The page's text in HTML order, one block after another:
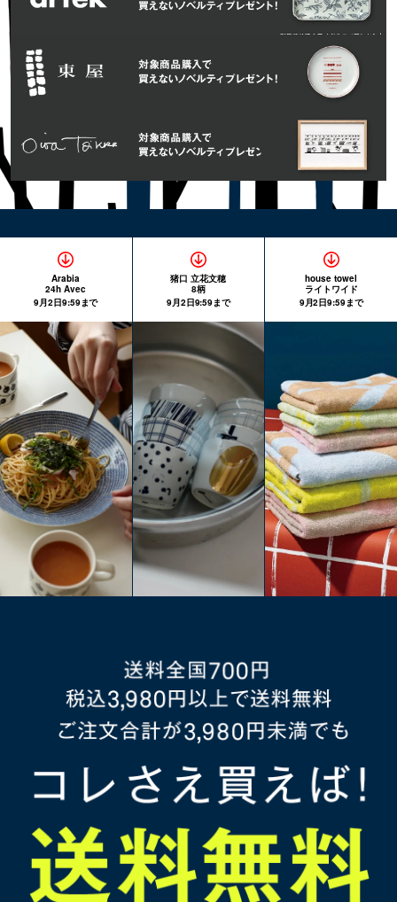
Arabia
24h Avec
9月2日9:59まで
猪口 立花文穂
8柄
9月2日9:59まで
house towel
ライトワイド
9月2日9:59まで